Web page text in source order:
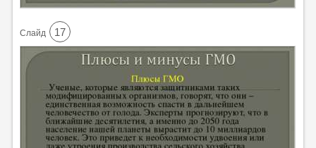
Cлайд 17